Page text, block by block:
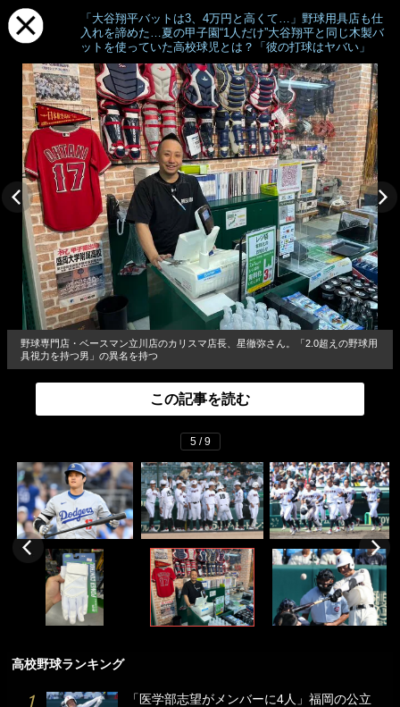
「大谷翔平バットは3、4万円と高くて…」野球用具店も仕
入れを諦めた…夏の甲子園“1人だけ”大谷翔平と同じ木製バ
ットを使っていた高校球児とは？「彼の打球はヤバい」
野球専門店・ベースマン立川店のカリスマ店長、星徹弥さん。「2.0超えの野球用
具視力を持つ男」の異名を持つ
この記事を読む
5 / 9
高校野球ランキング
「医学部志望がメンバーに4人」福岡の公立